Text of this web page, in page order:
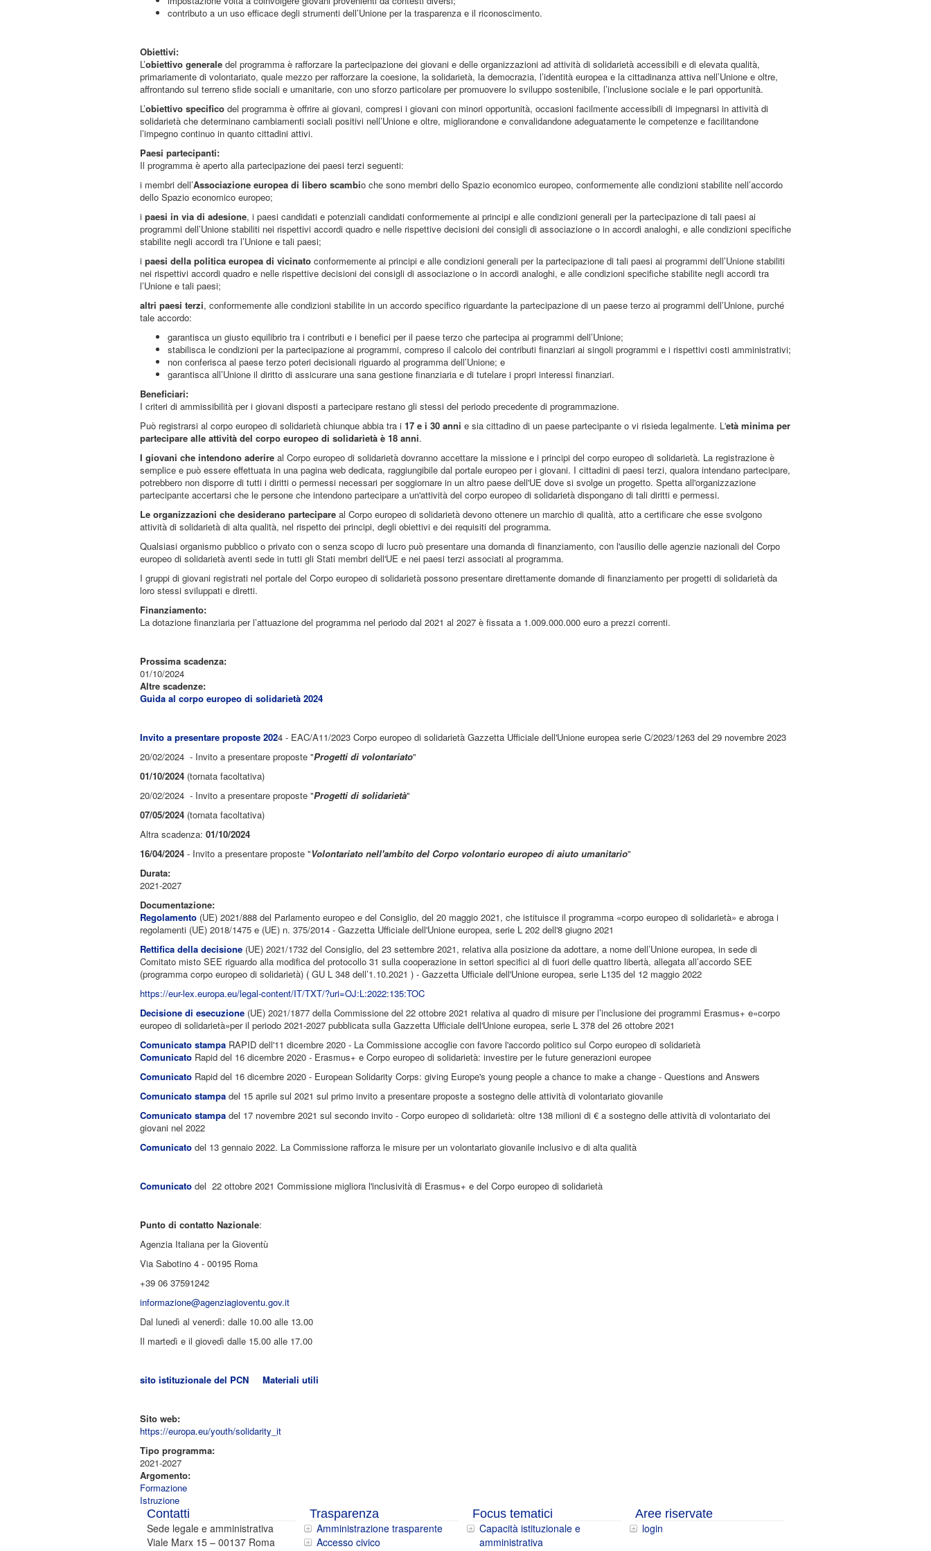
contributo a un uso efficace degli strumenti dell’Unione per la trasparenza e il riconoscimento.
Obiettivi:
L’obiettivo generale del programma è rafforzare la partecipazione dei giovani e delle organizzazioni ad attività di solidarietà accessibili e di elevata qualità,
primariamente di volontariato, quale mezzo per rafforzare la coesione, la solidarietà, la democrazia, l’identità europea e la cittadinanza attiva nell’Unione e oltre,
affrontando sul terreno sfide sociali e umanitarie, con uno sforzo particolare per promuovere lo sviluppo sostenibile, l’inclusione sociale e le pari opportunità.
L’obiettivo specifico del programma è offrire ai giovani, compresi i giovani con minori opportunità, occasioni facilmente accessibili di impegnarsi in attività di
solidarietà che determinano cambiamenti sociali positivi nell’Unione e oltre, migliorandone e convalidandone adeguatamente le competenze e facilitandone
l’impegno continuo in quanto cittadini attivi.
Paesi partecipanti:
Il programma è aperto alla partecipazione dei paesi terzi seguenti:
i membri dell’Associazione europea di libero scambio che sono membri dello Spazio economico europeo, conformemente alle condizioni stabilite nell’accordo
dello Spazio economico europeo;
i paesi in via di adesione, i paesi candidati e potenziali candidati conformemente ai principi e alle condizioni generali per la partecipazione di tali paesi ai
programmi dell’Unione stabiliti nei rispettivi accordi quadro e nelle rispettive decisioni dei consigli di associazione o in accordi analoghi, e alle condizioni specifiche
stabilite negli accordi tra l’Unione e tali paesi;
i paesi della politica europea di vicinato conformemente ai principi e alle condizioni generali per la partecipazione di tali paesi ai programmi dell’Unione stabiliti
nei rispettivi accordi quadro e nelle rispettive decisioni dei consigli di associazione o in accordi analoghi, e alle condizioni specifiche stabilite negli accordi tra
l’Unione e tali paesi;
altri paesi terzi, conformemente alle condizioni stabilite in un accordo specifico riguardante la partecipazione di un paese terzo ai programmi dell’Unione, purché
tale accordo:
garantisca un giusto equilibrio tra i contributi e i benefici per il paese terzo che partecipa ai programmi dell’Unione;
stabilisca le condizioni per la partecipazione ai programmi, compreso il calcolo dei contributi finanziari ai singoli programmi e i rispettivi costi amministrativi;
non conferisca al paese terzo poteri decisionali riguardo al programma dell’Unione; e
garantisca all’Unione il diritto di assicurare una sana gestione finanziaria e di tutelare i propri interessi finanziari.
Beneficiari:
I criteri di ammissibilità per i giovani disposti a partecipare restano gli stessi del periodo precedente di programmazione.
Può registrarsi al corpo europeo di solidarietà chiunque abbia tra i 17 e i 30 anni e sia cittadino di un paese partecipante o vi risieda legalmente. L'età minima per
partecipare alle attività del corpo europeo di solidarietà è 18 anni.
I giovani che intendono aderire al Corpo europeo di solidarietà dovranno accettare la missione e i principi del corpo europeo di solidarietà. La registrazione è
semplice e può essere effettuata in una pagina web dedicata, raggiungibile dal portale europeo per i giovani. I cittadini di paesi terzi, qualora intendano partecipare,
potrebbero non disporre di tutti i diritti o permessi necessari per soggiornare in un altro paese dell'UE dove si svolge un progetto. Spetta all'organizzazione
partecipante accertarsi che le persone che intendono partecipare a un'attività del corpo europeo di solidarietà dispongano di tali diritti e permessi.
Le organizzazioni che desiderano partecipare al Corpo europeo di solidarietà devono ottenere un marchio di qualità, atto a certificare che esse svolgono
attività di solidarietà di alta qualità, nel rispetto dei principi, degli obiettivi e dei requisiti del programma.
Qualsiasi organismo pubblico o privato con o senza scopo di lucro può presentare una domanda di finanziamento, con l'ausilio delle agenzie nazionali del Corpo
europeo di solidarietà aventi sede in tutti gli Stati membri dell'UE e nei paesi terzi associati al programma.
I gruppi di giovani registrati nel portale del Corpo europeo di solidarietà possono presentare direttamente domande di finanziamento per progetti di solidarietà da
loro stessi sviluppati e diretti.
Finanziamento:
La dotazione finanziaria per l’attuazione del programma nel periodo dal 2021 al 2027 è fissata a 1.009.000.000 euro a prezzi correnti.
Prossima scadenza:
01/10/2024
Altre scadenze:
Guida al corpo europeo di solidarietà 2024
Invito a presentare proposte 2024 - EAC/A11/2023 Corpo europeo di solidarietà Gazzetta Ufficiale dell'Unione europea serie C/2023/1263 del 29 novembre 2023
20/02/2024 - Invito a presentare proposte "Progetti di volontariato"
01/10/2024 (tornata facoltativa)
20/02/2024 - Invito a presentare proposte "Progetti di solidarietà"
07/05/2024 (tornata facoltativa)
Altra scadenza: 01/10/2024
16/04/2024 - Invito a presentare proposte "Volontariato nell'ambito del Corpo volontario europeo di aiuto umanitario"
Durata:
2021-2027
Documentazione:
Regolamento (UE) 2021/888 del Parlamento europeo e del Consiglio, del 20 maggio 2021, che istituisce il programma «corpo europeo di solidarietà» e abroga i
regolamenti (UE) 2018/1475 e (UE) n. 375/2014 - Gazzetta Ufficiale dell'Unione europea, serie L 202 dell'8 giugno 2021
Rettifica della decisione (UE) 2021/1732 del Consiglio, del 23 settembre 2021, relativa alla posizione da adottare, a nome dell’Unione europea, in sede di
Comitato misto SEE riguardo alla modifica del protocollo 31 sulla cooperazione in settori specifici al di fuori delle quattro libertà, allegata all’accordo SEE
(programma corpo europeo di solidarietà) ( GU L 348 dell’1.10.2021 ) - Gazzetta Ufficiale dell'Unione europea, serie L135 del 12 maggio 2022
https://eur-lex.europa.eu/legal-content/IT/TXT/?uri=OJ:L:2022:135:TOC
Decisione di esecuzione (UE) 2021/1877 della Commissione del 22 ottobre 2021 relativa al quadro di misure per l’inclusione dei programmi Erasmus+ e«corpo
europeo di solidarietà»per il periodo 2021-2027 pubblicata sulla Gazzetta Ufficiale dell'Unione europea, serie L 378 del 26 ottobre 2021
Comunicato stampa RAPID dell'11 dicembre 2020 - La Commissione accoglie con favore l'accordo politico sul Corpo europeo di solidarietà
Comunicato Rapid del 16 dicembre 2020 - Erasmus+ e Corpo europeo di solidarietà: investire per le future generazioni europee
Comunicato Rapid del 16 dicembre 2020 - European Solidarity Corps: giving Europe's young people a chance to make a change - Questions and Answers
Comunicato stampa del 15 aprile sul 2021 sul primo invito a presentare proposte a sostegno delle attività di volontariato giovanile
Comunicato stampa del 17 novembre 2021 sul secondo invito - Corpo europeo di solidarietà: oltre 138 milioni di € a sostegno delle attività di volontariato dei
giovani nel 2022
Comunicato del 13 gennaio 2022. La Commissione rafforza le misure per un volontariato giovanile inclusivo e di alta qualità
Comunicato del 22 ottobre 2021 Commissione migliora l'inclusività di Erasmus+ e del Corpo europeo di solidarietà
Punto di contatto Nazionale:
Agenzia Italiana per la Gioventù
Via Sabotino 4 - 00195 Roma
+39 06 37591242
informazione@agenziagioventu.gov.it
Dal lunedì al venerdì: dalle 10.00 alle 13.00
Il martedì e il giovedì dalle 15.00 alle 17.00
sito istituzionale del PCN Materiali utili
Sito web:
https://europa.eu/youth/solidarity_it
Tipo programma:
2021-2027
Argomento:
Formazione
Istruzione
Contatti
Sede legale e amministrativa
Viale Marx 15 – 00137 Roma
Trasparenza
Amministrazione trasparente
Accesso civico
Focus tematici
Capacità istituzionale e
amministrativa
Aree riservate
login